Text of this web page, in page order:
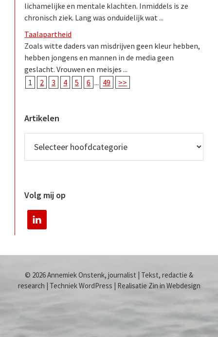
lichamelijke en mentale klachten. Inmiddels is ze
chronisch ziek. Lang was onduidelijk wat ...
Taalapartheid
Zoals witte daders van misdrijven geen kleur hebben,
hebben jongens en mannen in de media geen
geslacht. Vrouwen en meisjes ...
1
2 3 4 5 6 ... 49 >>
Artikelen
Volg mij op
© 2026 Annemiek Onstenk, journalist | Tekst, redactie &
research | Techniek WordPress | Realisatie Zin in Webdesign